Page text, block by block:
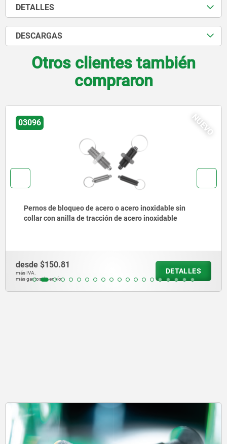
DETALLES
DESCARGAS
Otros clientes también
compraron
NUEVO
21161-11
Sujeción de aluminio para mesa redonda de
posicionamiento, con palanca de sujeción
desde$1,828.27
más IVA.
más gastos de envío
DETALLES